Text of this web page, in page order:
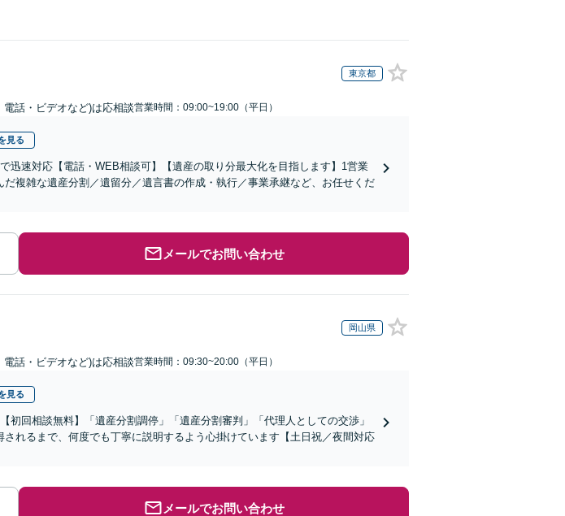
東京都
電話・ビデオなど)は応相談営業時間：09:00~19:00（平日）
見る
迅速対応【電話・WEB相談可】【遺産の取り分最大化を目指します】1営業
複雑な遺産分割／遺留分／遺言書の作成・執行／事業承継など、お任せくだ
メールでお問い合わせ
岡山県
電話・ビデオなど)は応相談営業時間：09:30~20:00（平日）
見る
初回相談無料】「遺産分割調停」「遺産分割審判」「代理人としての交渉」
れるまで、何度でも丁寧に説明するよう心掛けています【土日祝／夜間対応
メールでお問い合わせ